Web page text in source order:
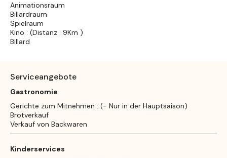
Animationsraum
Billardraum
Spielraum
Kino : (Distanz : 9Km )
Billard
Serviceangebote
Gastronomie
Gerichte zum Mitnehmen : (- Nur in der Hauptsaison)
Brotverkauf
Verkauf von Backwaren
Kinderservices